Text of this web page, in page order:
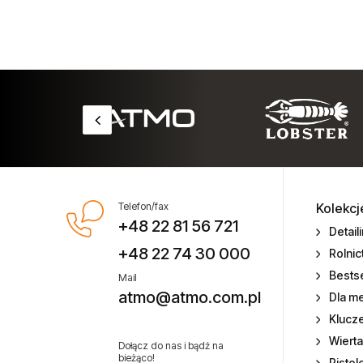
Telefon/fax
+48 22 81 56 721
+48 22 74 30 000
Mail
atmo@atmo.com.pl
Dołącz do nas i bądź na
bieżąco!
Dla